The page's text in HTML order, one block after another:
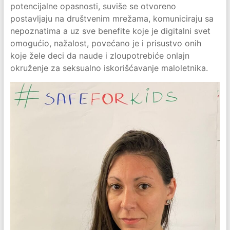
potencijalne opasnosti, suviše se otvoreno
postavljaju na društvenim mrežama, komuniciraju sa
nepoznatima a uz sve benefite koje je digitalni svet
omogućio, nažalost, povećano je i prisustvo onih
koje žele deci da naude i zloupotrebiće onlajn
okruženje za seksualno iskorišćavanje maloletnika.